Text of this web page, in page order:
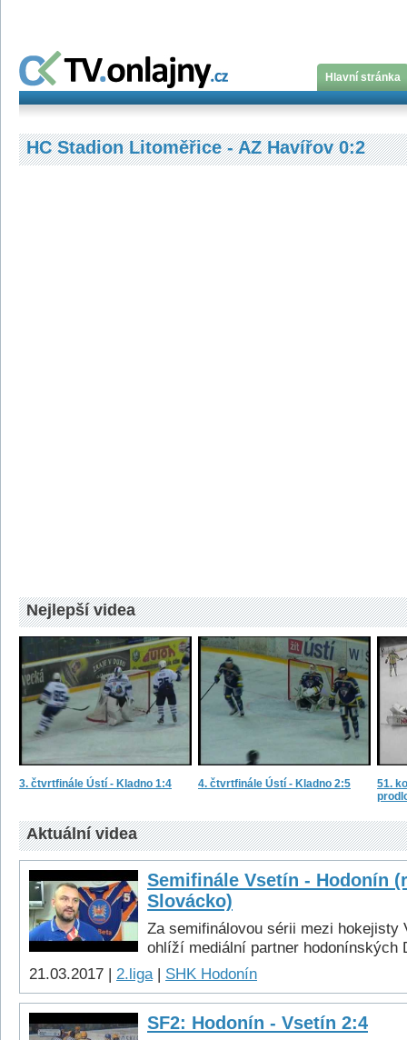
Hlavní stránka
HC Stadion Litoměřice - AZ Havířov 0:2
Nejlepší videa
3. čtvrtfinále Ústí - Kladno 1:4 4. čtvrtfinále Ústí - Kladno 2:5
51.
Aktuální videa
Semifinále Vsetín - Hodonín
Slovácko)
Za semifinálovou sérii mezi hokejisty
ohlíží mediální partner hodonínských
21.03.2017 | 2.liga| SHK Hodonín
SF2: Hodonín - Vsetín 2:4